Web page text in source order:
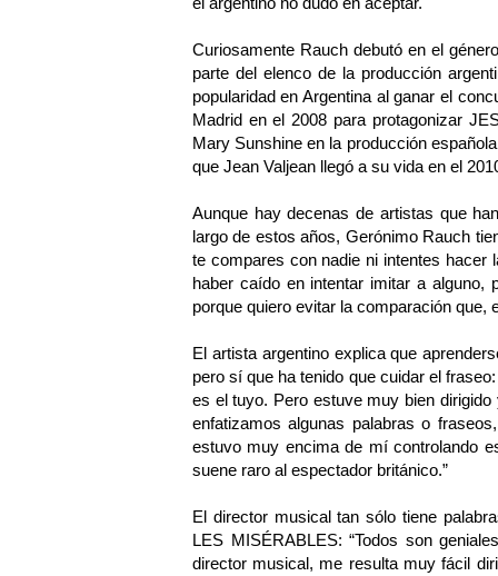
Curiosamente Rauch debutó en el
parte del elenco de la producción
popularidad en Argentina al ganar el
Madrid en el 2008 para protagonizar
Mary Sunshine en la producción
que Jean Valjean llegó a su vida en el
Aunque hay decenas de artistas que
largo de estos años, Gerónimo Rauch
te compares con nadie ni intentes hacer
haber caído en intentar imitar a alguno,
porque quiero evitar la comparación que,
El artista argentino explica que
pero sí que ha tenido que cuidar el
es el tuyo. Pero estuve muy bien
enfatizamos algunas palabras o
estuvo muy encima de mí controlando
suene raro al espectador británico.”
El director musical tan sólo tiene
LES MISÉRABLES: “Todos son
director musical, me resulta muy fácil